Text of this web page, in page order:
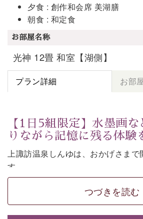
夕食 : 創作和会席 美湖膳
朝食 : 和定食
お部屋名称
光神 12畳 和室【湖側】
プラン詳細 お部
【1日5組限定】水墨画
りながら記憶に残る体験
上諏訪温泉しんゆは、おかげさまで
す。
皆様へ感謝の気持ちを込めて、
など特別な特典がついた記念プラン
た。
つづきを読む